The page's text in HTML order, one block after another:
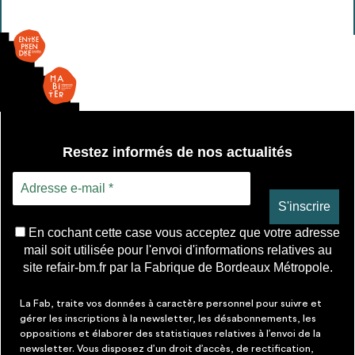
Restez informés de nos actualités
En cochant cette case vous acceptez que votre adresse
mail soit utilisée pour l'envoi d'informations relatives au
site refair-bm.fr par la Fabrique de Bordeaux Métropole.
La Fab, traite vos données à caractère personnel pour suivre et
gérer les inscriptions à la newsletter, les désabonnements, les
oppositions et élaborer des statistiques relatives à l’envoi de la
newsletter. Vous disposez d’un droit d’accès, de rectification,